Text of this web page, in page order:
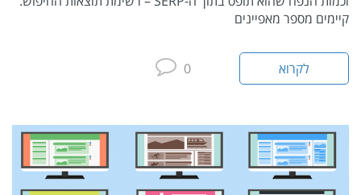
קיימים מספר מאפיינים
לקרוא 0